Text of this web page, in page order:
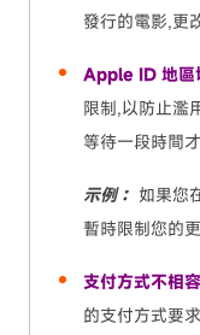
發行的電影,更
Apple ID 地區
限制,以防止濫
等待一段時間
示例： 如果您
暫時限制您的
支付方式不相容
的支付方式要